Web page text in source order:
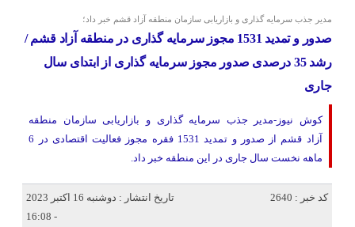
مدیر جذب سرمایه گذاری و بازاریابی سازمان منطقه آزاد قشم خبر داد؛
صدور و تمدید 1531 مجوز سرمایه گذاری در منطقه آزاد قشم /
رشد 35 درصدی صدور مجوز سرمایه گذاری از ابتدای سال
جاری
کوش نیوز-مدیر جذب سرمایه گذاری و بازاریابی سازمان منطقه
آزاد قشم از صدور و تمدید 1531 فقره مجوز فعالیت اقتصادی در 6
ماهه نخست سال جاری در این منطقه خبر داد.
کد خبر : 2640
تاریخ انتشار : دوشنبه 16 اکتبر 2023
- 16:08